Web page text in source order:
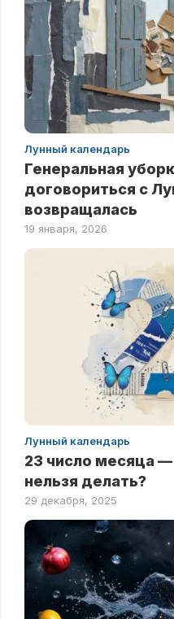
Лунный календарь
Генеральная
договориться с
возвращалась
19 января, 2026
Лунный календарь
23 число месяца
нельзя делать?
29 декабря, 2025